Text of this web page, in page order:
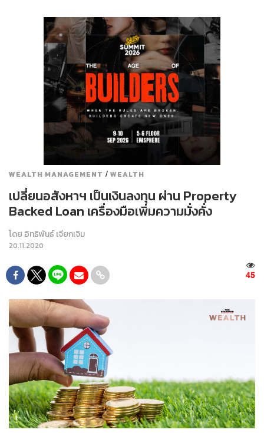
WEALTH MANAGEMENT / WEALTH
เปลี่ยนอสังหาฯ เป็นเงินลงทุน ผ่าน Property
Backed Loan เครื่องมือเพิ่มความมั่งคั่ง
โดย อิทธิพันธ์ เจียกเจิม
20.11.2020
45